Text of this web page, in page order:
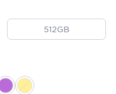
512GB